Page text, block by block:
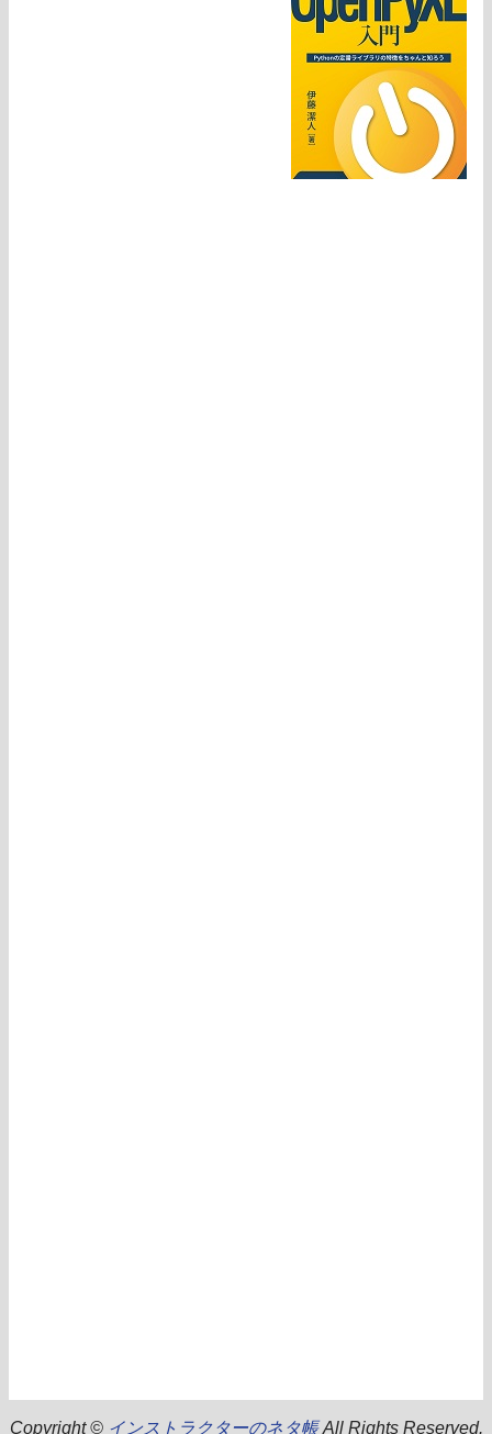
Copyright © インストラクターのネタ帳All Rights Reserved.